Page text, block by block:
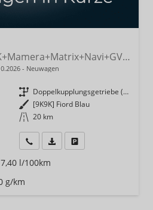
ST 204PS 4Drive AHK+Mamera+Matrix+Navi+GV4+Kessy+Parklenk+Alarm
Neuwagen
Getriebe
Doppelkupplungsgetriebe (DSG)
Außenfarbe [9K9K] Fiord Blau
Kilometerstand 20 km
Wir rufen Sie anFahrzeugexposé (PDF)
7,40 l/100km
g/km